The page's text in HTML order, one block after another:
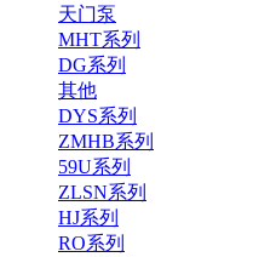
天门泵
MHT系列
DG系列
其他
DYS系列
ZMHB系列
59U系列
ZLSN系列
HJ系列
RO系列